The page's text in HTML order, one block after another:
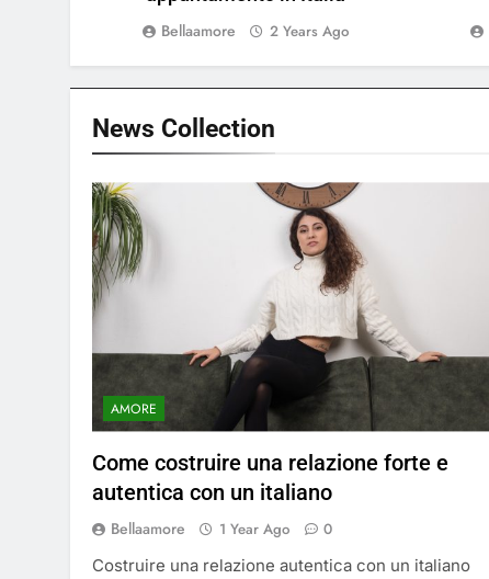
Bellaamore 2 Years Ago
News Collection
AMORE
Come costruire una relazione forte e
autentica con un italiano
Bellaamore 1 Year Ago
0
Costruire una relazione autentica con un italiano